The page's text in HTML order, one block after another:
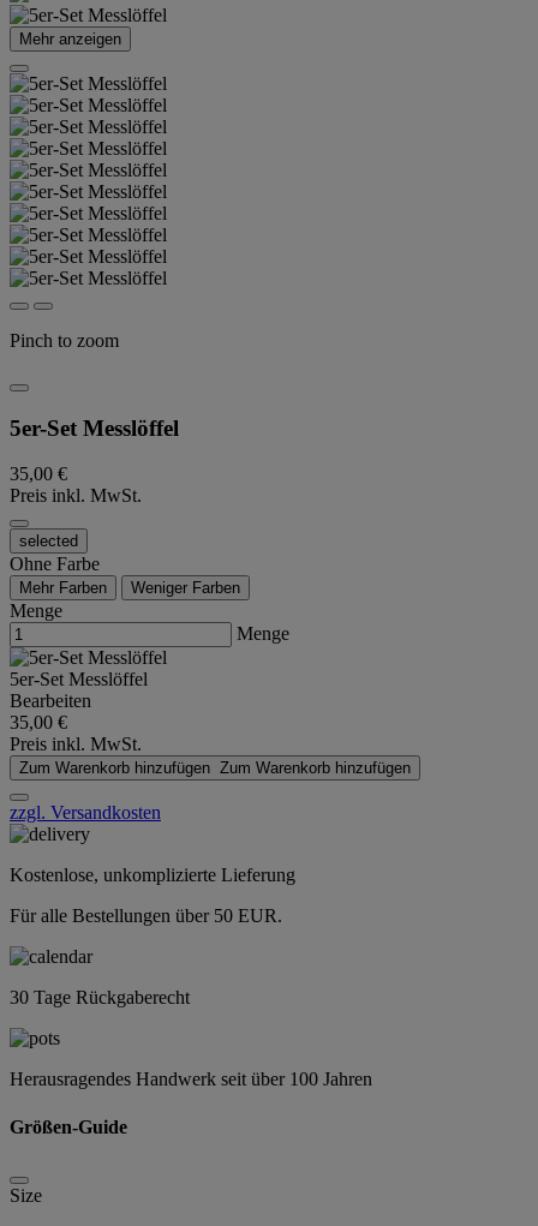
Mehr anzeigen
Pinch to zoom
5er-Set Messlöffel
35,00 €
Preis inkl. MwSt.
selected
Ohne Farbe
Mehr Farben Weniger Farben
Menge
Menge
5er-Set Messlöffel
Bearbeiten
35,00 €
Preis inkl. MwSt.
Zum Warenkorb hinzufügen Zum Warenkorb hinzufügen
zzgl. Versandkosten
Kostenlose, unkomplizierte Lieferung
Für alle Bestellungen über 50 EUR.
30 Tage Rückgaberecht
Herausragendes Handwerk seit über 100 Jahren
Größen-Guide
Size